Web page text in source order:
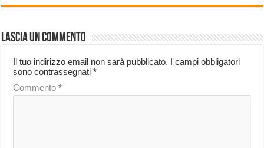
Lascia un commento
Il tuo indirizzo email non sarà pubblicato. I campi obbligatori
sono contrassegnati*
Commento*